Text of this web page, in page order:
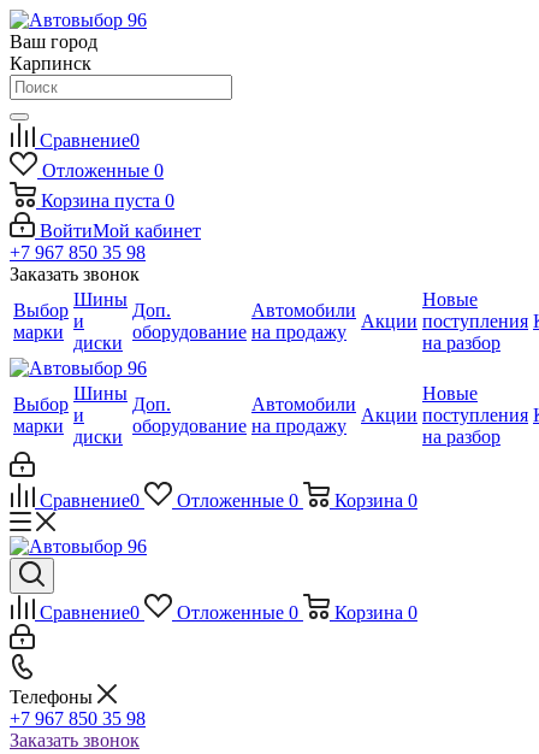
Ваш город
Карпинск
Сравнение0
Отложенные 0
Корзина пуста 0
ВойтиМой кабинет
+7 967 850 35 98
Заказать звонок
Выбор
марки
Шины
и
диски
Доп.
оборудование
Автомобили
на продажу
Акции
Новые
поступления
на разбор
Выбор
марки
Шины
и
диски
Доп.
оборудование
Автомобили
на продажу
Акции
Новые
поступления
на разбор
Сравнение0 Отложенные 0 Корзина 0
Сравнение0 Отложенные 0 Корзина 0
Телефоны
+7 967 850 35 98
Заказать звонок